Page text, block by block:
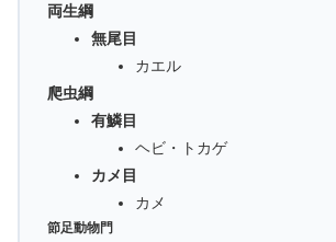
両生綱
無尾目
カエル
爬虫綱
有鱗目
ヘビ・トカゲ
カメ目
カメ
節足動物門